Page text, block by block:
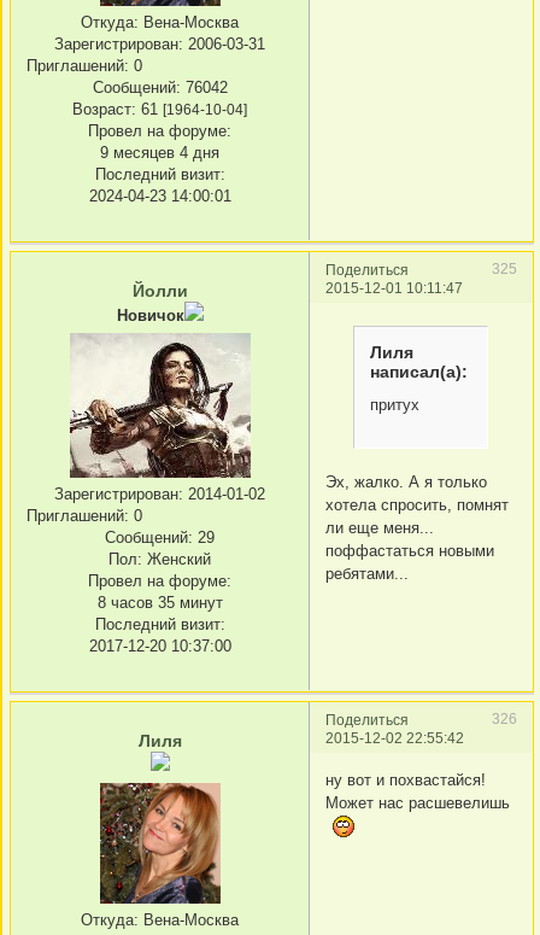
Откуда: Вена-Москва
Зарегистрирован: 2006-03-31
Приглашений: 0
Сообщений: 76042
Возраст: 61 [1964-10-04]
Провел на форуме:
9 месяцев 4 дня
Последний визит:
2024-04-23 14:00:01
Поделиться
325
2015-12-01 10:11:47
Йолли
Новичок
Зарегистрирован: 2014-01-02
Приглашений: 0
Сообщений: 29
Пол: Женский
Провел на форуме:
8 часов 35 минут
Последний визит:
2017-12-20 10:37:00
Лиля
написал(а):
притух
Эх, жалко. А я только
хотела спросить, помнят
ли еще меня...
поффастаться новыми
ребятами...
Поделиться
326
2015-12-02 22:55:42
Лиля
Откуда: Вена-Москва
ну вот и похвастайся!
Может нас расшевелишь